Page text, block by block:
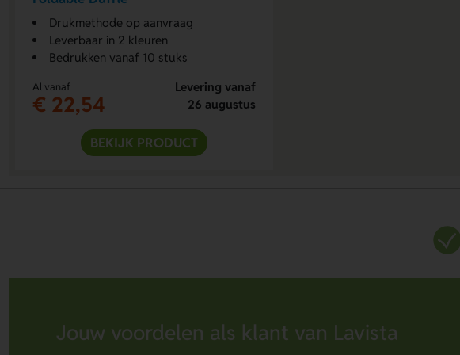
Drukmethode op aanvraag
Leverbaar in 2 kleuren
Bedrukken vanaf 10 stuks
Al vanaf
€ 22,54
Levering vanaf
26 augustus
BEKIJK PRODUCT
Jouw voordelen als klant van Lavista